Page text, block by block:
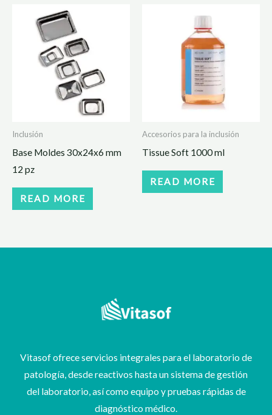
Inclusión
Base Moldes 30x24x6 mm
12 pz
READ MORE
Accesorios para la inclusión
Tissue Soft 1000 ml
READ MORE
Vitasof ofrece servicios integrales para el laboratorio de
patología, desde reactivos hasta un sistema de gestión
del laboratorio, así como equipo y pruebas rápidas de
diagnóstico médico.